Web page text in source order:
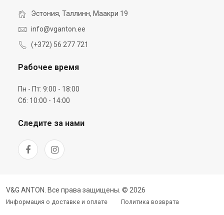
Эстония, Таллинн, Маакри 19
info@vganton.ee
(+372) 56 277 721
Рабочее время
Пн - Пт: 9:00 - 18:00
Сб: 10:00 - 14:00
Следите за нами
V&G ANTON. Все права защищены. © 2026
Информация о доставке и оплате
Политика возврата